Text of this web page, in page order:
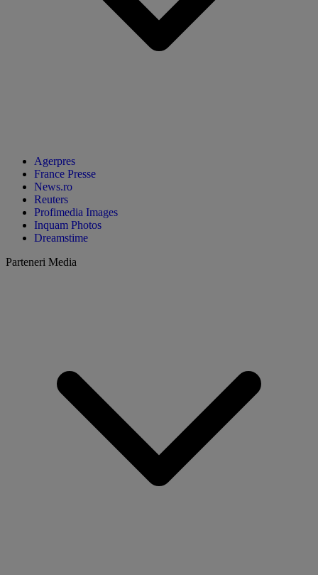
Agerpres
France Presse
News.ro
Reuters
Profimedia Images
Inquam Photos
Dreamstime
Parteneri Media